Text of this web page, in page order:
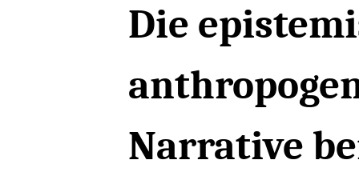
Die
Narrative